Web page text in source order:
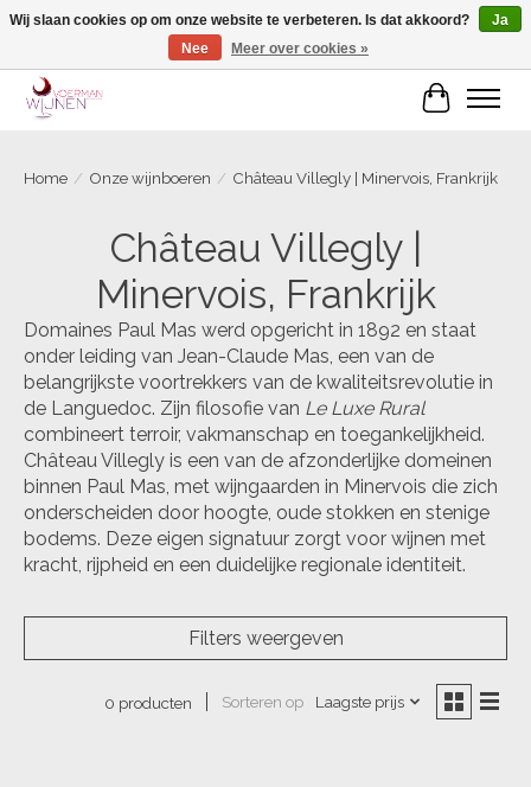
Voorjaarscampagne is gesloten
Home / Onze wijnboeren / Château Villegly | Minervois, Frankrijk
Château Villegly |
Minervois, Frankrijk
Domaines Paul Mas werd opgericht in 1892 en staat
onder leiding van Jean-Claude Mas, een van de
belangrijkste voortrekkers van de kwaliteitsrevolutie in
de Languedoc. Zijn filosofie van Le Luxe Rural
combineert terroir, vakmanschap en toegankelijkheid.
Château Villegly is een van de afzonderlijke domeinen
binnen Paul Mas, met wijngaarden in Minervois die zich
onderscheiden door hoogte, oude stokken en stenige
bodems. Deze eigen signatuur zorgt voor wijnen met
kracht, rijpheid en een duidelijke regionale identiteit.
Filters weergeven
0 producten Sorteren op Laagste prijs
Wij slaan cookies op om onze website te verbeteren. Is dat akkoord?
Ja
Nee
Meer over cookies »